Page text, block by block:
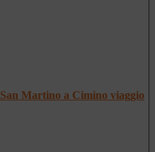
Martino a Cimino viaggio